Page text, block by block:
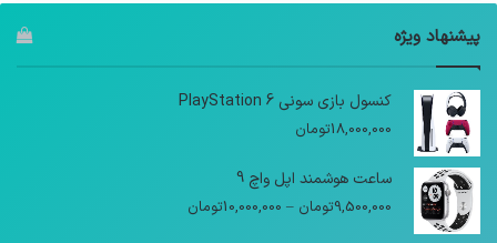
پیشنهاد ویژه
کنسول بازی سونی PlayStation 6
18,000,000تومان
ساعت هوشمند اپل واچ 9
9,500,000تومان –
10,000,000تومان